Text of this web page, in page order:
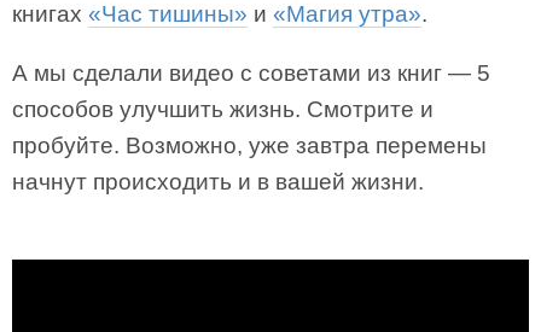
книгах «Час тишины» и «Магия утра».
А мы сделали видео с советами из книг — 5
способов улучшить жизнь. Смотрите и
пробуйте. Возможно, уже завтра перемены
начнут происходить и в вашей жизни.